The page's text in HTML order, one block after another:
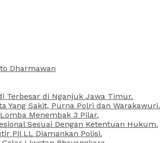
Dharmawan
Terbesar di Nganjuk Jawa Timur.
Yang Sakit, Purna Polri dan Warakawuri.
Menembak 3 Pilar.
Sesuai Dengan Ketentuan Hukum.
Pil LL Diamankan Polisi.